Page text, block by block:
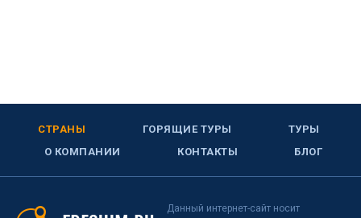
СТРАНЫ ГОРЯЩИЕ ТУРЫ
ТУРЫ
О КОМПАНИИ
КОНТАКТЫ БЛОГ
Данный интернет-сайт носит